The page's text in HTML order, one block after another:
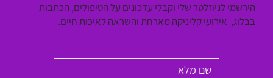
הירשמי לניוזלטר שלי וקבלי עדכונים על הטיפולים, הכתבות
בבלוג, אירועי קליניקה מארחת והשראה לאיכות חיים.